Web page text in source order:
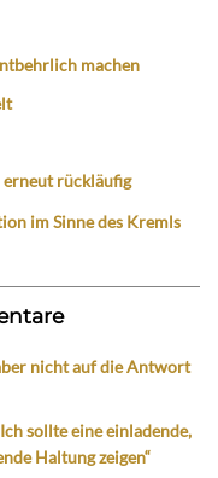
machen
rückläufig
im Sinne des Kremls
nicht auf die Antwort
sollte eine einladende,
Haltung zeigen“